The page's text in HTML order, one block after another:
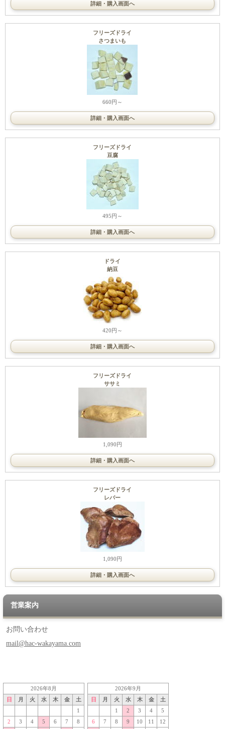
詳細・購入画面へ
フリーズドライ
さつまいも
660円～
詳細・購入画面へ
フリーズドライ
豆腐
495円～
詳細・購入画面へ
ドライ
納豆
420円～
詳細・購入画面へ
フリーズドライ
ササミ
1,090円
詳細・購入画面へ
フリーズドライ
レバー
1,090円
詳細・購入画面へ
営業案内
お問い合わせ
mail@hac-wakayama.com
2026年8月
日
月 火 水 木 金
土
1
2
3 4 5 6 7 8
2026年9月
日
月 火 水 木 金
土
1
2 3 4
5
6
7 8 9 10 11 12